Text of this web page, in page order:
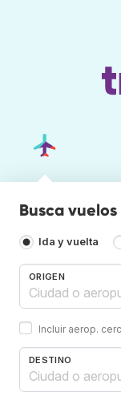
Busca
Ida y vuelta
ORIGEN
Incluir aerop.
DESTINO